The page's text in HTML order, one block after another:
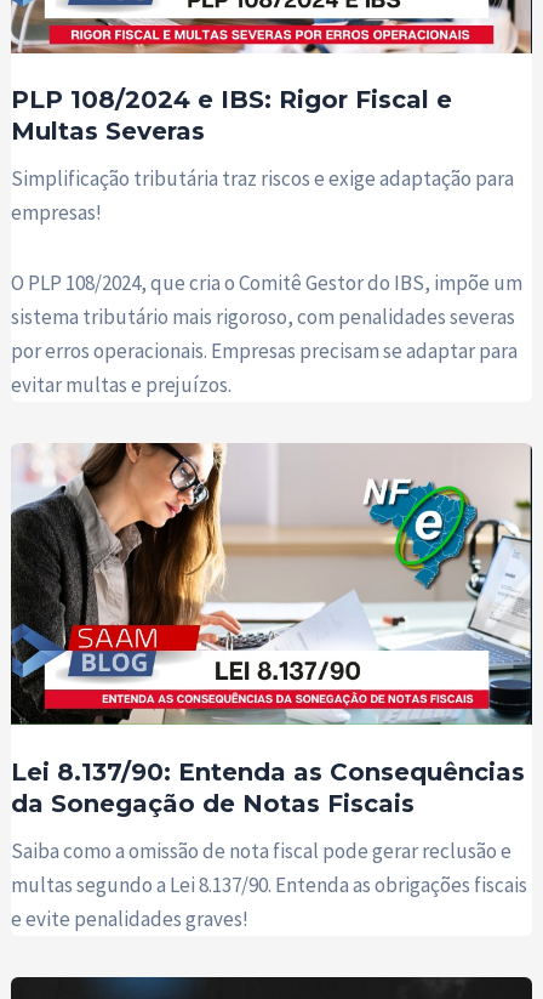
PLP 108/2024 e IBS: Rigor Fiscal e
Multas Severas
Simplificação tributária traz riscos e exige adaptação para
empresas!
O PLP 108/2024, que cria o Comitê Gestor do IBS, impõe um
sistema tributário mais rigoroso, com penalidades severas
por erros operacionais. Empresas precisam se adaptar para
evitar multas e prejuízos.
Lei 8.137/90: Entenda as Consequências
da Sonegação de Notas Fiscais
Saiba como a omissão de nota fiscal pode gerar reclusão e
multas segundo a Lei 8.137/90. Entenda as obrigações fiscais
e evite penalidades graves!